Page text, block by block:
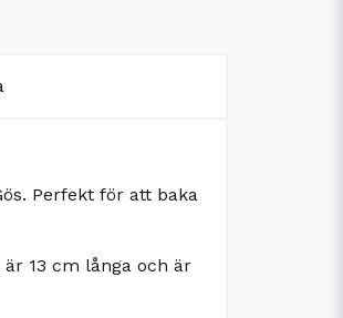
Perfekt för att baka
13 cm långa och är